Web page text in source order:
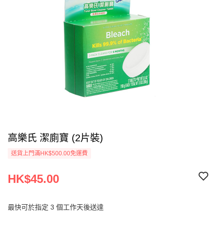
高樂氏 潔廁寶 (2片裝)
送貨上門滿HK$500.00免運費
HK$45.00
最快可於指定 3 個工作天後送達